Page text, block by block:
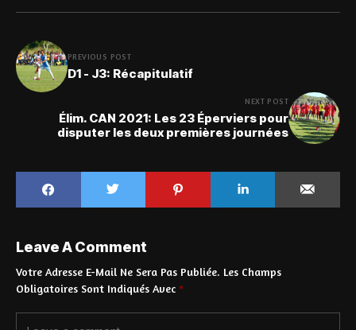
PREVIOUS POST
D1 - J3: Récapitulatif
NEXT POST
Élim. CAN 2021: Les 23 Éperviers pour
disputer les deux premières journées
Leave A Comment
Votre Adresse E-Mail Ne Sera Pas Publiée. Les Champs
Obligatoires Sont Indiqués Avec *